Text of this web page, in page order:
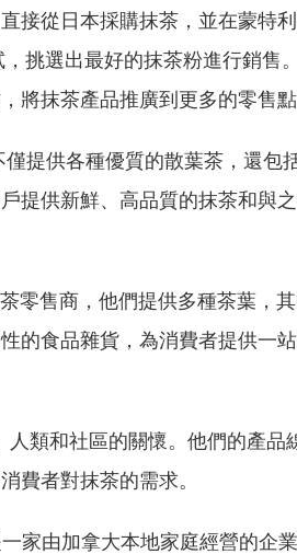
直接從日本採購抹茶，並在蒙特利
挑選出最好的抹茶粉進行銷售
將抹茶產品推廣到更多的零售點
僅提供各種優質的散葉茶，還包
提供新鮮、高品質的抹茶和與
零售商，他們提供多種茶葉，其
的食品雜貨，為消費者提供一
人類和社區的關懷。他們的產品
費者對抹茶的需求。
一家由加拿大本地家庭經營的企